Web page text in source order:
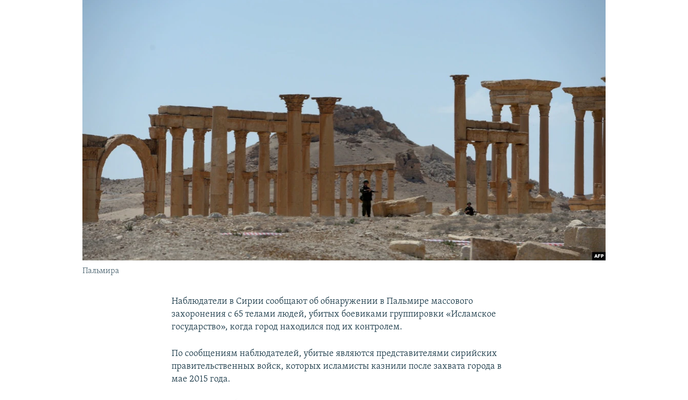
Пальмира
Наблюдатели в Сирии сообщают об обнаружении в Пальмире массового
захоронения с 65 телами людей, убитых боевиками группировки «Исламское
государство», когда город находился под их контролем.
По сообщениям наблюдателей, убитые являются представителями сирийских
правительственных войск, которых исламисты казнили после захвата города в
мае 2015 года.